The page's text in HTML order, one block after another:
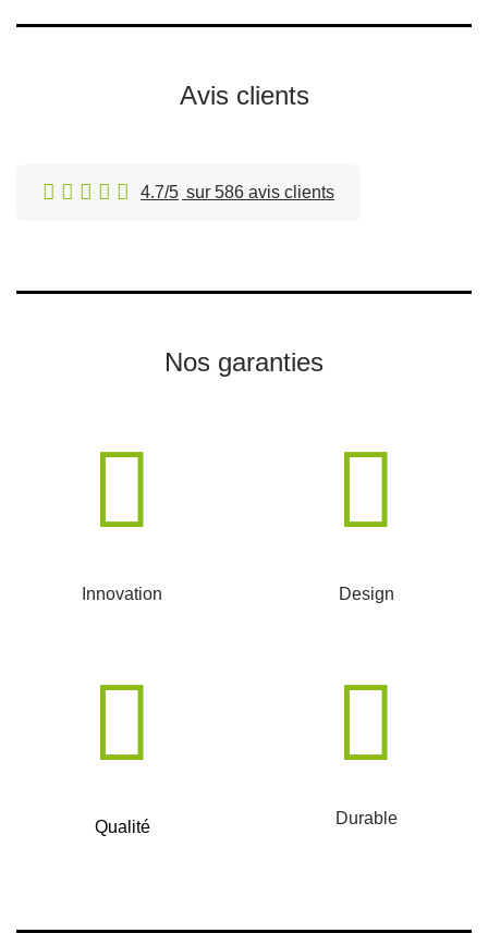
Avis clients
4.7/5 sur 586 avis clients
Nos garanties
Innovation Design
Qualité Durable